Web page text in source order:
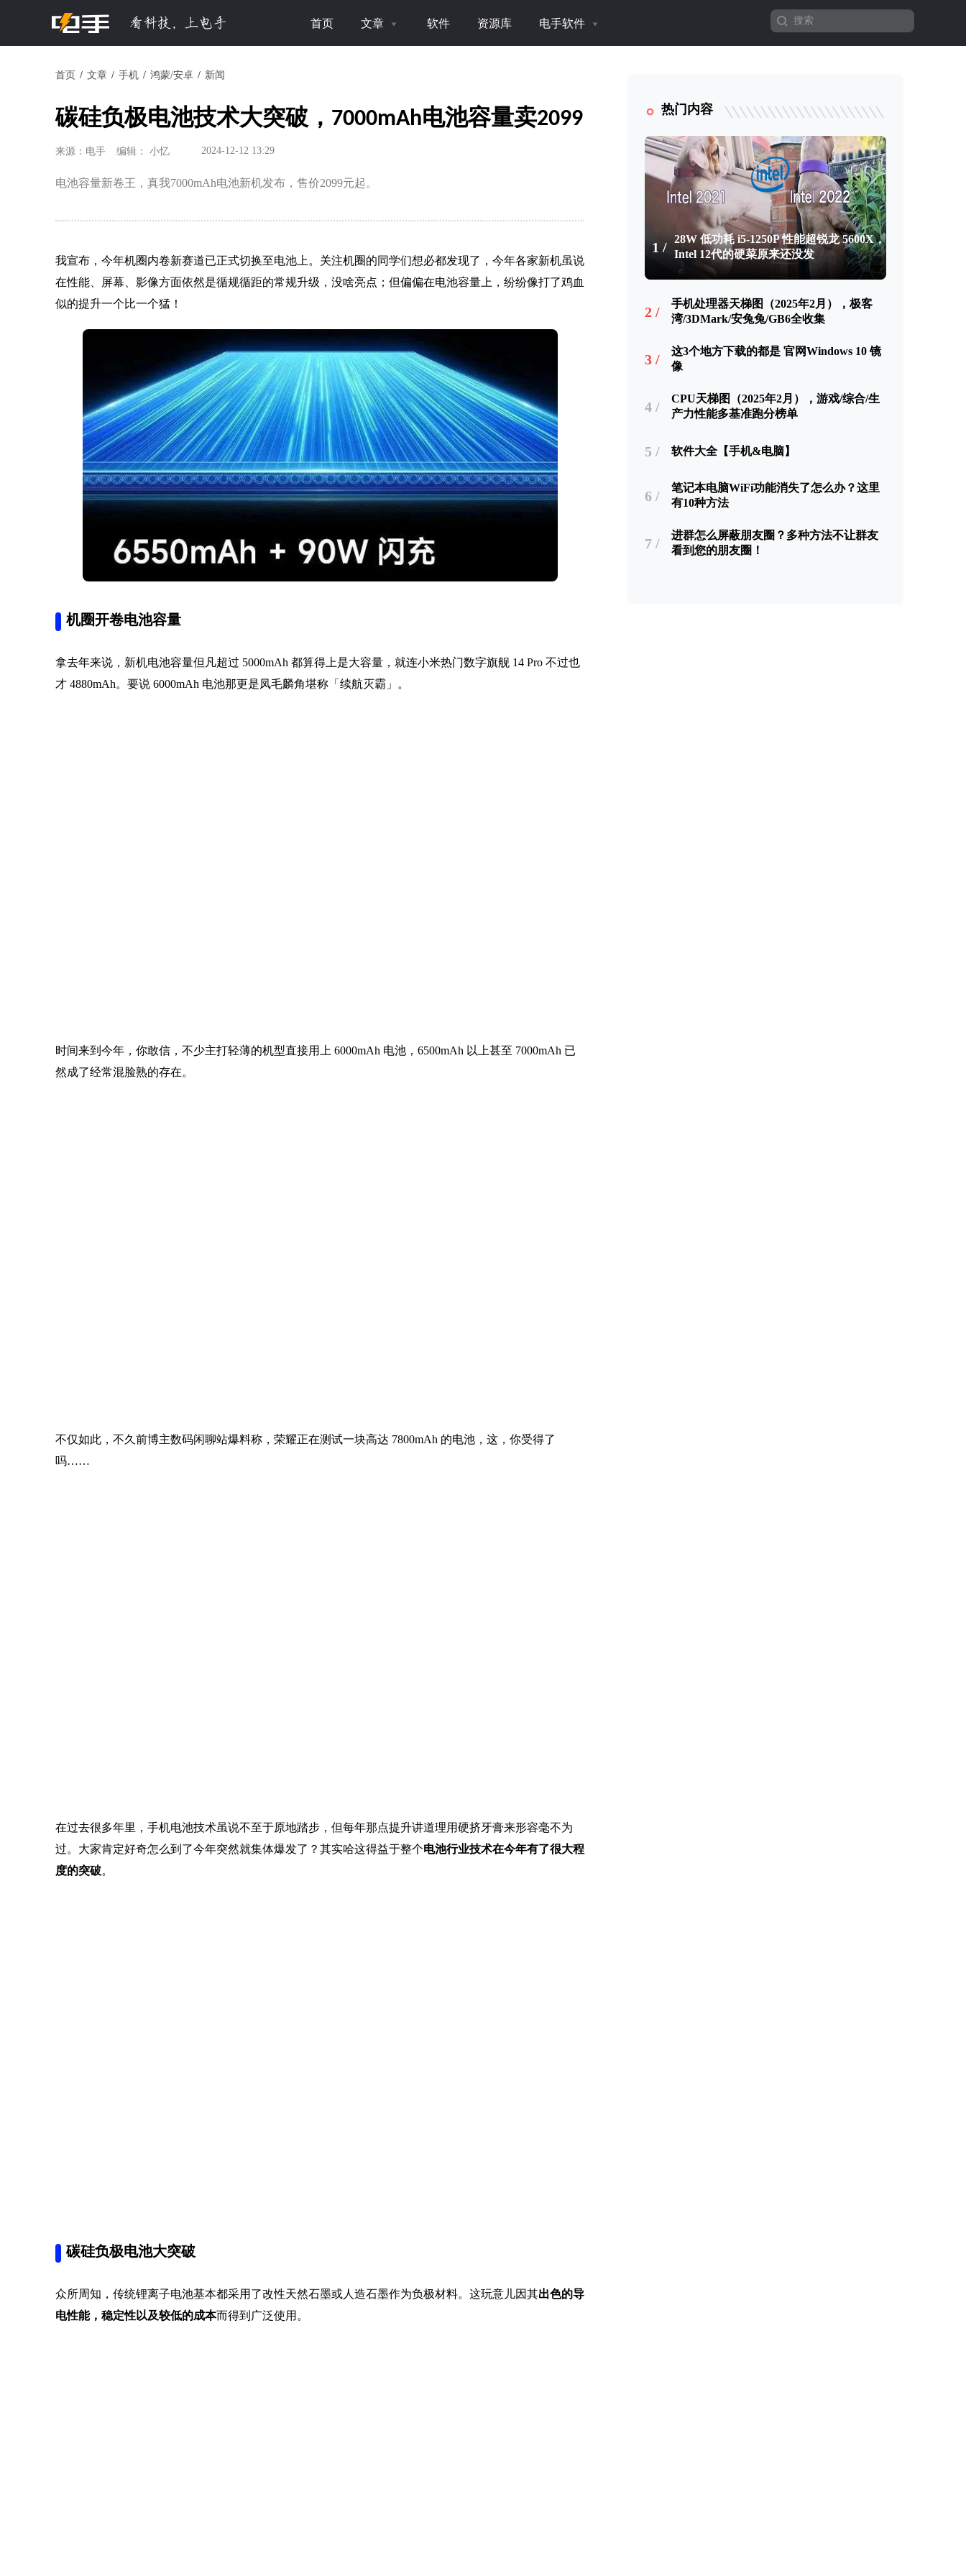
首页 文章 软件 资源库 电手软件
首页 文章 手机 鸿蒙/安卓 新闻
碳硅负极电池技术大突破，7000mAh电池容量卖2099
来源：电手 编辑： 小忆 2024-12-12 13:29
电池容量新卷王，真我7000mAh电池新机发布，售价2099元起。
我宣布，今年机圈内卷新赛道已正式切换至电池上。关注机圈的同学们想必都发现了，今年各家新机虽说
在性能、屏幕、影像方面依然是循规循距的常规升级，没啥亮点；但偏偏在电池容量上，纷纷像打了鸡血
似的提升一个比一个猛！
机圈开卷电池容量
拿去年来说，新机电池容量但凡超过 5000mAh 都算得上是大容量，就连小米热门数字旗舰 14 Pro 不过也
才 4880mAh。要说 6000mAh 电池那更是凤毛麟角堪称「续航灭霸」。
时间来到今年，你敢信，不少主打轻薄的机型直接用上 6000mAh 电池，6500mAh 以上甚至 7000mAh 已
然成了经常混脸熟的存在。
不仅如此，不久前博主数码闲聊站爆料称，荣耀正在测试一块高达 7800mAh 的电池，这，你受得了
吗……
在过去很多年里，手机电池技术虽说不至于原地踏步，但每年那点提升讲道理用硬挤牙膏来形容毫不为
过。大家肯定好奇怎么到了今年突然就集体爆发了？其实哈这得益于整个电池行业技术在今年有了很大程
度的突破。
碳硅负极电池大突破
众所周知，传统锂离子电池基本都采用了改性天然石墨或人造石墨作为负极材料。这玩意儿因其出色的导
电性能，稳定性以及较低的成本而得到广泛使用。
热门内容
1 /
28W 低功耗 i5-1250P 性能超锐龙 5600X，
Intel 12代的硬菜原来还没发
2 /
手机处理器天梯图（2025年2月），极客
湾/3DMark/安兔兔/GB6全收集
3 /
这3个地方下载的都是 官网Windows 10 镜
像
4 /
CPU天梯图（2025年2月），游戏/综合/生
产力性能多基准跑分榜单
5 / 软件大全【手机&电脑】
6 /
笔记本电脑WiFi功能消失了怎么办？这里
有10种方法
7 /
进群怎么屏蔽朋友圈？多种方法不让群友
看到您的朋友圈！